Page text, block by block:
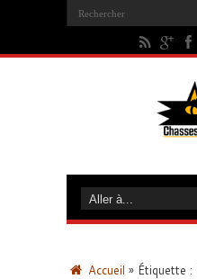
Accueil » Étiquette :